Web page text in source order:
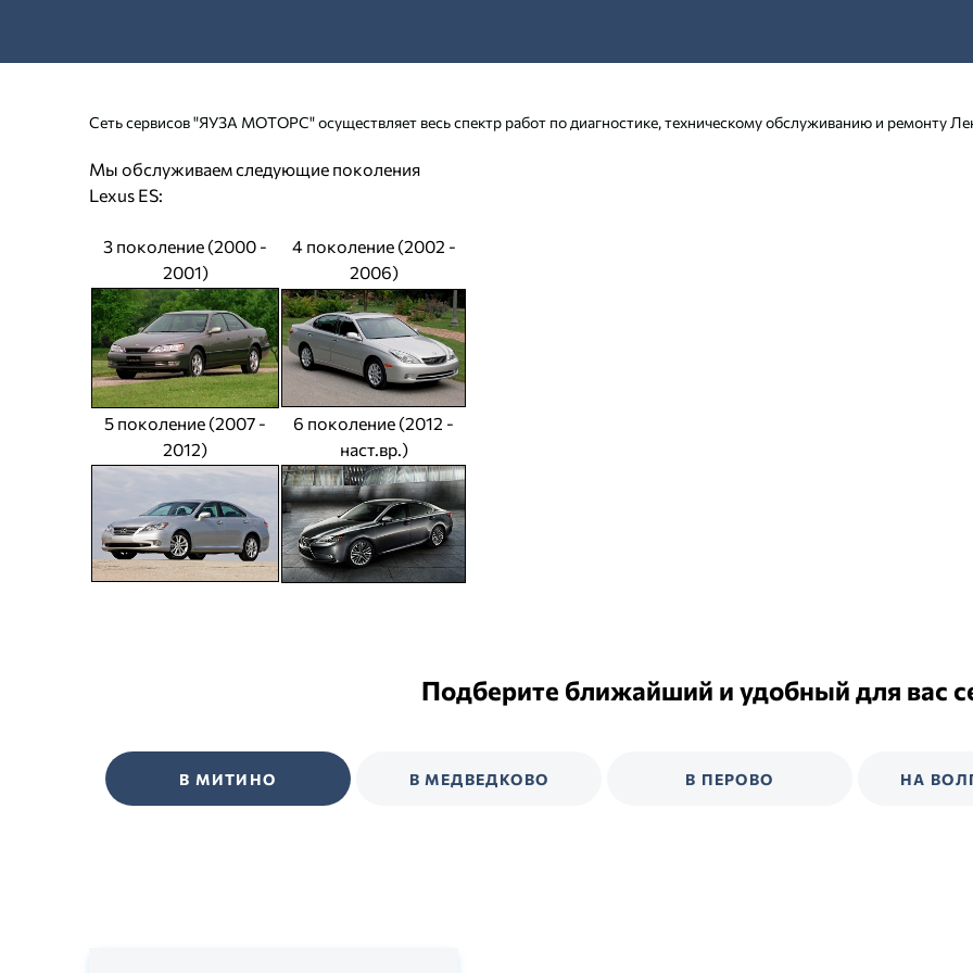
Сеть сервисов "ЯУЗА МОТОРС" осуществляет весь спектр работ по диагностике, техническому обслуживанию и ремонту
Мы обслуживаем следующие поколения
Lexus ES:
3 поколение (2000 -
2001)
4 поколение (2002 -
2006)
5 поколение (2007 -
2012)
6 поколение (2012 -
наст.вр.)
Подберите ближайший и удобный для вас
В МИТИНО В МЕДВЕДКОВО В ПЕРОВО НА